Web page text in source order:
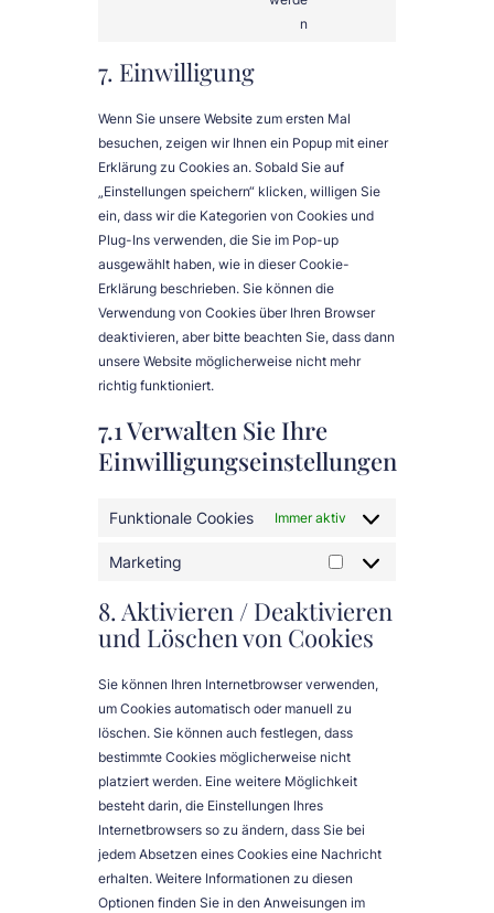
n
7. Einwilligung
Wenn Sie unsere Website zum ersten Mal
besuchen, zeigen wir Ihnen ein Popup mit einer
Erklärung zu Cookies an. Sobald Sie auf
„Einstellungen speichern“ klicken, willigen Sie
ein, dass wir die Kategorien von Cookies und
Plug-Ins verwenden, die Sie im Pop-up
ausgewählt haben, wie in dieser Cookie-
Erklärung beschrieben. Sie können die
Verwendung von Cookies über Ihren Browser
deaktivieren, aber bitte beachten Sie, dass dann
unsere Website möglicherweise nicht mehr
richtig funktioniert.
7.1 Verwalten Sie Ihre
Einwilligungseinstellungen
Funktionale Cookies Immer aktiv
Marketing
Marketing
8. Aktivieren / Deaktivieren
und Löschen von Cookies
Sie können Ihren Internetbrowser verwenden,
um Cookies automatisch oder manuell zu
löschen. Sie können auch festlegen, dass
bestimmte Cookies möglicherweise nicht
platziert werden. Eine weitere Möglichkeit
besteht darin, die Einstellungen Ihres
Internetbrowsers so zu ändern, dass Sie bei
jedem Absetzen eines Cookies eine Nachricht
erhalten. Weitere Informationen zu diesen
Optionen finden Sie in den Anweisungen im